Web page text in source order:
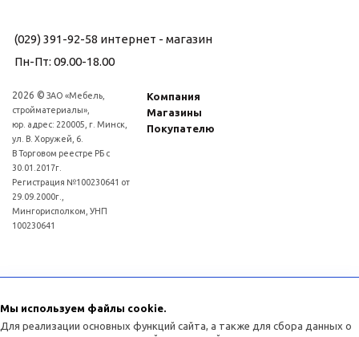
(029) 391-92-58 интернет - магазин
Пн-Пт: 09.00-18.00
2026 © ЗАО «Мебель,
стройматериалы»,
юр. адрес: 220005, г. Минск,
ул. В. Хоружей, 6.
В Торговом реестре РБ с
30.01.2017г.
Регистрация №100230641 от
29.09.2000г.,
Мингорисполком, УНП
100230641
Компания
Магазины
Покупателю
(017)3771393
Мы используем файлы cookie.
Для реализации основных функций сайта, а также для сбора данных о